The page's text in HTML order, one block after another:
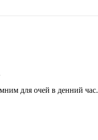
для очей в денний час.